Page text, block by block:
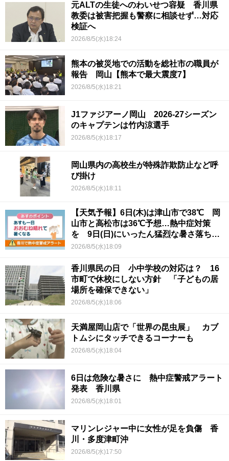
元ALTの生徒へのわいせつ容疑 香川県
教委は被害把握も警察に相談せず…対応
検証へ
2026/8/5(水)18:24
熊本の被災地での活動を総社市の職員が
報告 岡山【熊本で最大震度7】
2026/8/5(水)18:21
J1ファジアーノ岡山 2026-27シーズン
のキャプテンは竹内涼選手
2026/8/5(水)18:17
岡山県内の高校生が特殊詐欺防止など呼
び掛け
2026/8/5(水)18:11
【天気予報】6日(木)は津山市で38℃ 岡
山市と高松市は36℃予想…熱中症対策
を 9日(日)にいったん猛烈な暑さ落ち着
くか
2026/8/5(水)18:09
香川県民の日 小中学校の対応は？ 16
市町で休校にしない方針 「子どもの居
場所を確保できない」
2026/8/5(水)18:06
天満屋岡山店で「世界の昆虫展」 カブ
トムシにタッチできるコーナーも
2026/8/5(水)18:04
6日は危険な暑さに 熱中症警戒アラート
発表 香川県
2026/8/5(水)18:01
マリンレジャー中に女性が足を負傷 香
川・多度津町沖
2026/8/5(水)17:50